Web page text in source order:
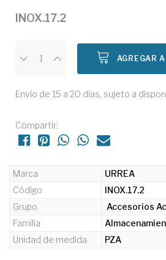
INOX.17.2
AGREGAR
Envío de 15 a 20 días, sujeto a
Compartir:
Marca
URREA
Código
INOX.17.2
Grupo
Accesorios
Familia
Unidad de medida
PZA